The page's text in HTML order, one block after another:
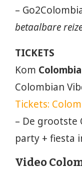
–
betaalbare
TICKETS
Kom
Colombian
Tickets:
– De grootste
party + fiesta
Video